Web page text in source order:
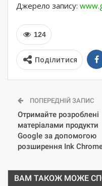
Джерело запису:
124
Поділитися
ПОПЕРЕДНІЙ ЗАПИС
Отримайте розроблені
матеріалами продукти
Google за допомогою
розширення Ink
ВАМ ТАКОЖ МОЖЕ